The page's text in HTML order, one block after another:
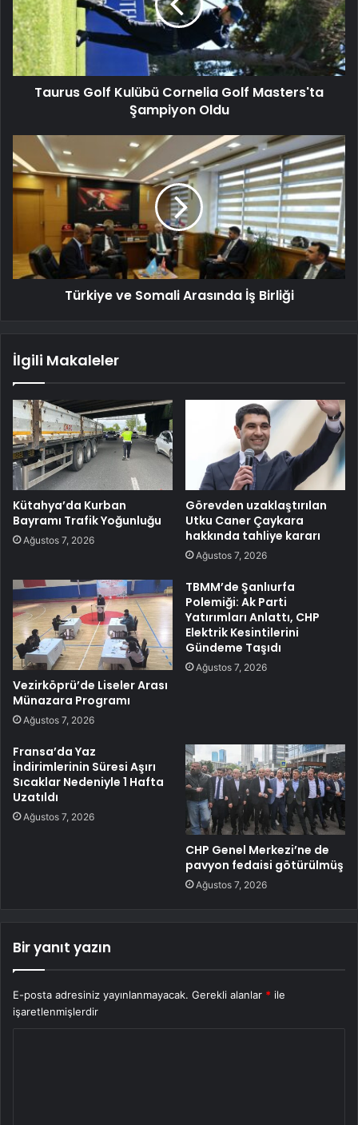
Taurus Golf Kulübü Cornelia Golf Masters'ta
Şampiyon Oldu
Türkiye ve Somali Arasında İş Birliği
İlgili Makaleler
Kütahya’da Kurban
Bayramı Trafik Yoğunluğu
Ağustos 7, 2026
Görevden uzaklaştırılan
Utku Caner Çaykara
hakkında tahliye kararı
Ağustos 7, 2026
Vezirköprü’de Liseler Arası
Münazara Programı
Ağustos 7, 2026
TBMM’de Şanlıurfa
Polemiği: Ak Parti
Yatırımları Anlattı, CHP
Elektrik Kesintilerini
Gündeme Taşıdı
Ağustos 7, 2026
Fransa’da Yaz
İndirimlerinin Süresi Aşırı
Sıcaklar Nedeniyle 1 Hafta
Uzatıldı
Ağustos 7, 2026
CHP Genel Merkezi’ne de
pavyon fedaisi götürülmüş
Ağustos 7, 2026
Bir yanıt yazın
E-posta adresiniz yayınlanmayacak. Gerekli alanlar * ile
işaretlenmişlerdir